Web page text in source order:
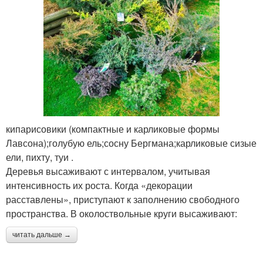
кипарисовики (компактные и карликовые формы
Лавсона);голубую ель;сосну Бергмана;карликовые сизые
ели, пихту, туи .
Деревья высаживают с интервалом, учитывая
интенсивность их роста. Когда «декорации
расставлены», приступают к заполнению свободного
пространства. В околоствольные круги высаживают:
читать дальше →